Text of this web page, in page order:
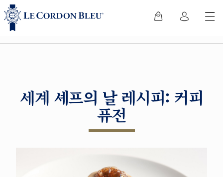
세계 셰프의 날 레시피: 커피
퓨전